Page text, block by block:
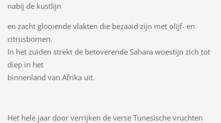
nabij de kustlijn
en zacht glooiende vlakten die bezaaid zijn met olijf- en
citrusbomen.
In het zuiden strekt de betoverende Sahara woestijn zich tot
diep in het
binnenland van Afrika uit.
Het hele jaar door verrijken de verse Tunesische vruchten